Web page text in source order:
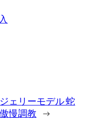
ェリーモデル 蛇
慢調教 →